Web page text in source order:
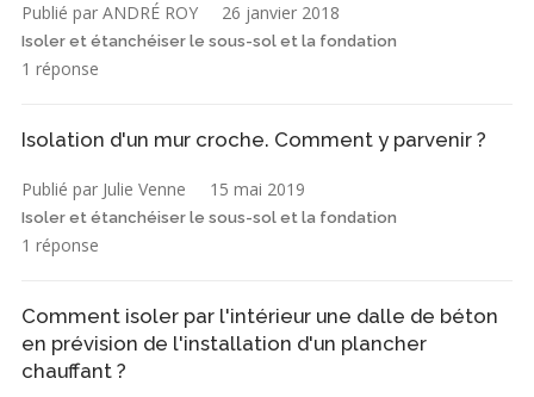
Publié par ANDRÉ ROY 26 janvier 2018
Isoler et étanchéiser le sous-sol et la fondation
1 réponse
Isolation d'un mur croche. Comment y parvenir ?
Publié par Julie Venne 15 mai 2019
Isoler et étanchéiser le sous-sol et la fondation
1 réponse
Comment isoler par l'intérieur une dalle de béton
en prévision de l'installation d'un plancher
chauffant ?